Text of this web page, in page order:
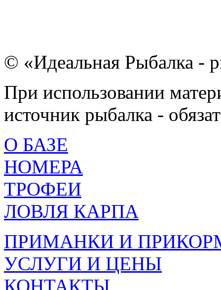
© «Идеальная Рыбалка -
При использовании
источник рыбалка -
О БАЗЕ
НОМЕРА
ТРОФЕИ
ЛОВЛЯ КАРПА
ПРИМАНКИ И
УСЛУГИ И ЦЕНЫ